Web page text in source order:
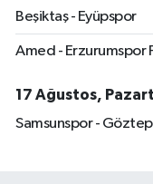
Beşiktaş - Eyüpspor
Amed - Erzurumspor
17 Ağustos,
Samsunspor -